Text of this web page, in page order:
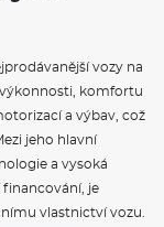
na straně
asistent
hrozící kolizi s
vozy na
komfortu
a výbav, což
jeho hlavní
a vysoká
financování, je
vlastnictví vozu.